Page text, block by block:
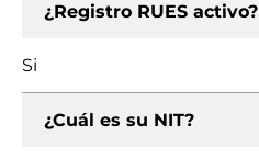
¿Registro RUES activo?
Si
¿Cuál es su NIT?